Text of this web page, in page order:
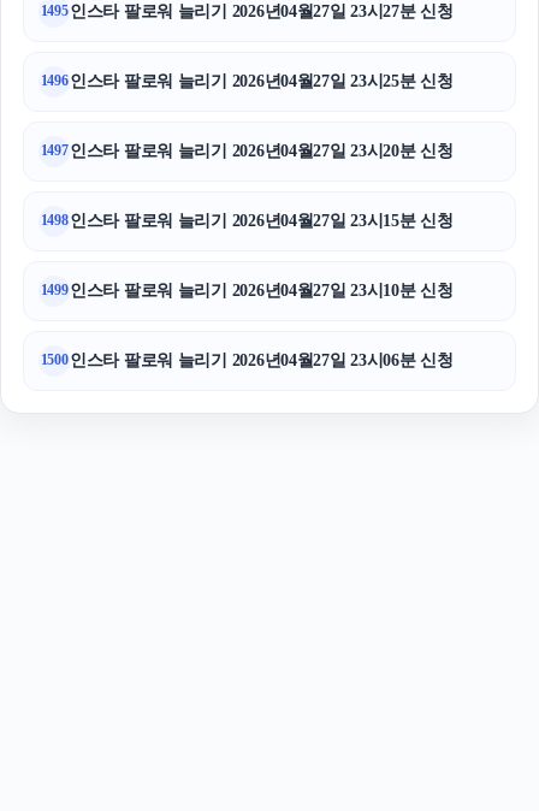
1495인스타 팔로워 늘리기 2026년04월27일 23시27분 신청
1496인스타 팔로워 늘리기 2026년04월27일 23시25분 신청
1497인스타 팔로워 늘리기 2026년04월27일 23시20분 신청
1498인스타 팔로워 늘리기 2026년04월27일 23시15분 신청
1499인스타 팔로워 늘리기 2026년04월27일 23시10분 신청
1500인스타 팔로워 늘리기 2026년04월27일 23시06분 신청